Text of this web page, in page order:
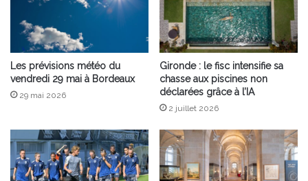
Les prévisions météo du
vendredi 29 mai à Bordeaux
29 mai 2026
Gironde : le fisc intensifie sa
chasse aux piscines non
déclarées grâce à l’IA
2 juillet 2026